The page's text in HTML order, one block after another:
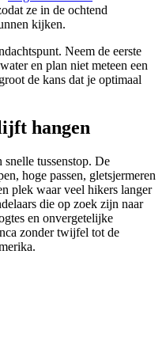
ze in de ochtend
kijken.
Neem de eerste
en plan niet meteen een
de kans dat je optimaal
hangen
tussenstop. De
hoge passen, gletsjermeren
plek waar veel hikers langer
die op zoek zijn naar
en onvergetelijke
zonder twijfel tot de